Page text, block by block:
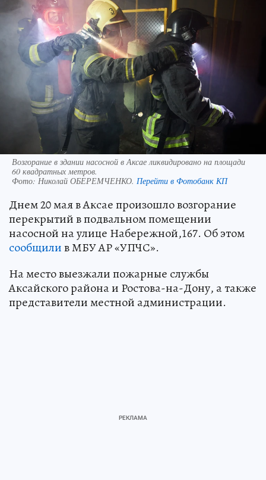
Возгорание в здании насосной в Аксае ликвидировано на площади
60 квадратных метров.
Фото: Николай ОБЕРЕМЧЕНКО. Перейти в Фотобанк КП
Днем 20 мая в Аксае произошло возгорание
перекрытий в подвальном помещении
насосной на улице Набережной,167. Об этом
сообщилив МБУ АР «УПЧС».
На место выезжали пожарные службы
Аксайского района и Ростова-на-Дону, а также
представители местной администрации.